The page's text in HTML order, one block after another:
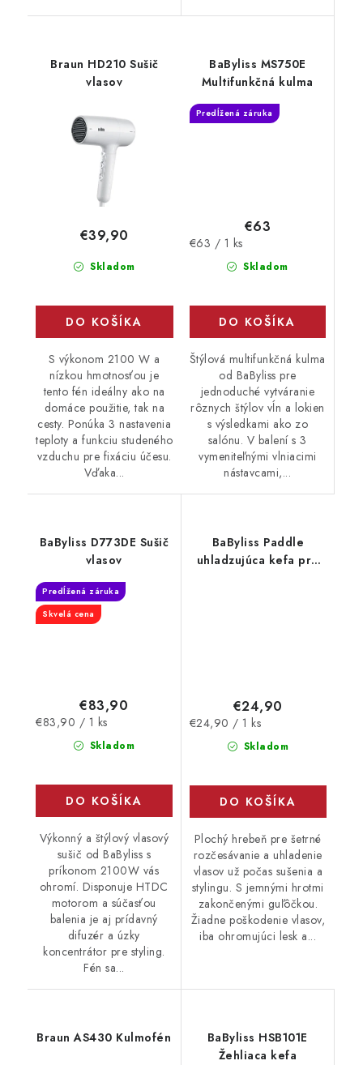
Braun HD210 Sušič
vlasov
Skladom
€39,90
DO KOŠÍKA
S výkonom 2100 W a
nízkou hmotnosťou je
tento fén ideálny ako na
domáce použitie, tak na
cesty. Ponúka 3 nastavenia
teploty a funkciu studeného
vzduchu pre fixáciu účesu.
Vďaka...
BaByliss MS750E
Multifunkčná kulma
Predĺžená záruka
Skladom
€63
Jednotková
€63 / 1 ks
DO KOŠÍKA
Štýlová multifunkčná kulma
od BaByliss pre
jednoduché vytváranie
rôznych štýlov vĺn a lokien
s výsledkami ako zo
salónu. V balení s 3
vymeniteľnými vlniacimi
nástavcami,...
BaByliss D773DE Sušič
vlasov
Predĺžená záruka
Skvelá cena
Skladom
€83,90
Jednotková
€83,90 / 1 ks
DO KOŠÍKA
Výkonný a štýlový vlasový
sušič od BaByliss s
príkonom 2100W vás
ohromí. Disponuje HTDC
motorom a súčasťou
balenia je aj prídavný
difuzér a úzky
koncentrátor pre styling.
Fén sa...
BaByliss Paddle
uhladzujúca kefa pre
Skladom
€24,90
Jednotková
€24,90 / 1 ks
DO KOŠÍKA
Plochý hrebeň pre šetrné
rozčesávanie a uhladenie
vlasov už počas sušenia a
stylingu. S jemnými hrotmi
zakončenými guľôčkou.
Žiadne poškodenie vlasov,
iba ohromujúci lesk a...
Braun AS430 Kulmofén
BaByliss HSB101E
Žehliaca kefa